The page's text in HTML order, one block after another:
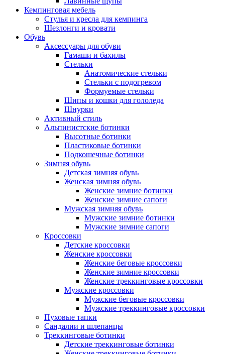
Кемпинговая мебель
Стулья и кресла для кемпинга
Шезлонги и кровати
Обувь
Аксессуары для обуви
Гамаши и бахилы
Стельки
Анатомические стельки
Стельки с подогревом
Формуемые стельки
Шипы и кошки для гололеда
Шнурки
Активный стиль
Альпинистские ботинки
Высотные ботинки
Пластиковые ботинки
Подкошечные ботинки
Зимняя обувь
Детская зимняя обувь
Женская зимняя обувь
Женские зимние ботинки
Женские зимние сапоги
Мужская зимняя обувь
Мужские зимние ботинки
Мужские зимние сапоги
Кроссовки
Детские кроссовки
Женские кроссовки
Женские беговые кроссовки
Женские зимние кроссовки
Женские треккинговые кроссовки
Мужские кроссовки
Мужские беговые кроссовки
Мужские треккинговые кроссовки
Пуховые тапки
Сандалии и шлепанцы
Треккинговые ботинки
Детские треккинговые ботинки